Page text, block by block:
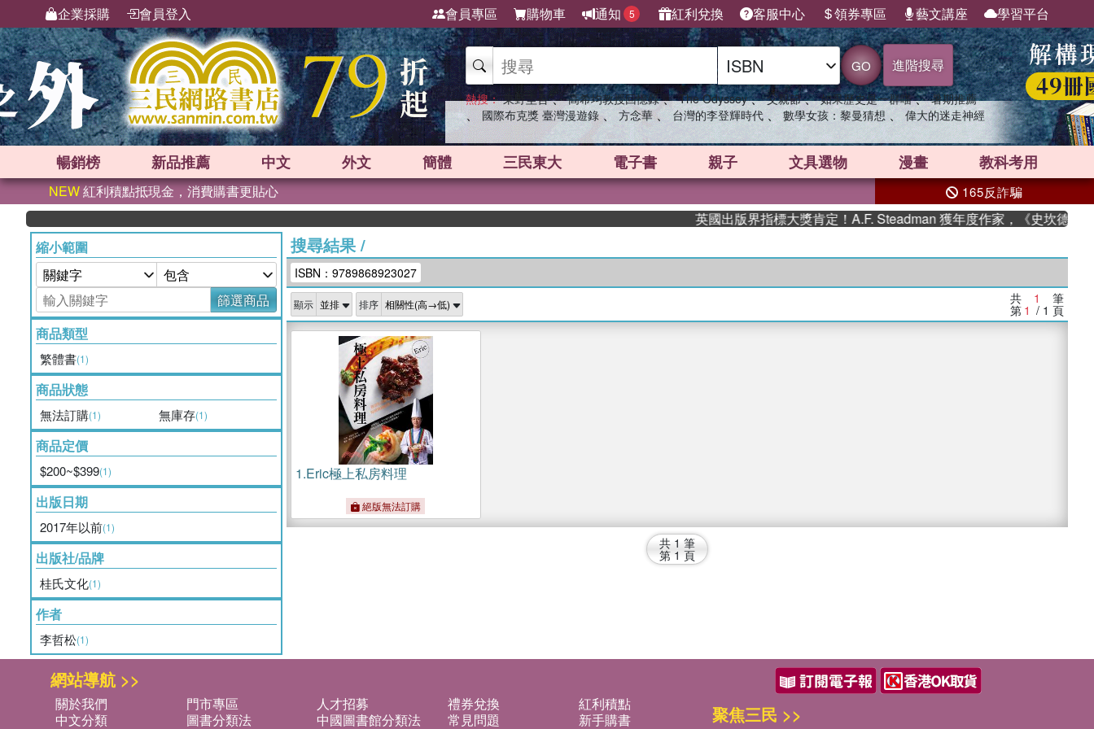
企業採購 會員登入 會員專區 購物車 通知 5 紅利兌換 客服中心 領券專區 藝文講座 學習平台
GO 進階搜尋
熱搜： 東野圭吾 、 高希均教授回憶錄 、 The Odyssey 、 父親節 、 如果歷史是一群喵 、 暑期推薦
、 國際布克獎 臺灣漫遊錄 、 方念華 、 台灣的李登輝時代 、 數學女孩：黎曼猜想 、 偉大的迷走神經
暢銷榜 新品推薦 中文 外文 簡體 三民東大 電子書 親子 文具選物 漫畫 教科考用
NEW紅利積點抵現金，消費購書更貼心 165反詐騙
英國出版界指標大獎肯定！A.F. Steadman 獲年度作家，《史坎德》系
縮小範圍
篩選商品
商品類型
繁體書(1)
商品狀態
無法訂購(1) 無庫存(1)
商品定價
$200~$399(1)
出版日期
2017年以前(1)
出版社/品牌
桂氏文化(1)
作者
李哲松(1)
搜尋結果/
ISBN：9789868923027
顯示 排序 共 1 筆
第 1 / 1 頁
1.Eric極上私房料理
絕版無法訂購
共 1 筆
第 1 頁
網站導航 >>
關於我們 門市專區 人才招募 禮券兌換
紅利積點
中文分類
圖書分類法 中國圖書館分類法 常見問題
新手購書
聚焦三民 >>